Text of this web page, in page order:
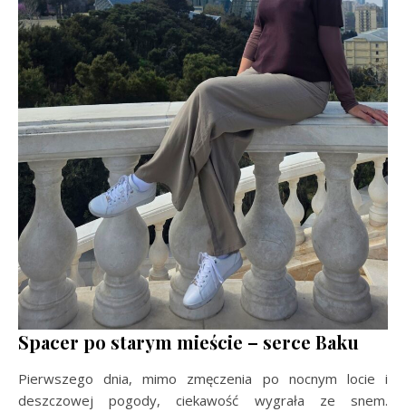
Spacer po starym mieście – serce Baku
Pierwszego dnia, mimo zmęczenia po nocnym locie i
deszczowej pogody, ciekawość wygrała ze snem.